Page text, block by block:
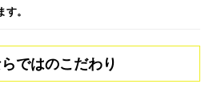
す。
ではのこだわり